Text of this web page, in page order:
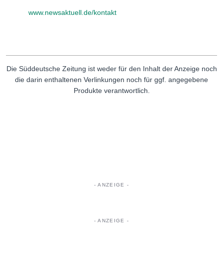
www.newsaktuell.de/kontakt
Die Süddeutsche Zeitung ist weder für den Inhalt der Anzeige noch
die darin enthaltenen Verlinkungen noch für ggf. angegebene
Produkte verantwortlich.